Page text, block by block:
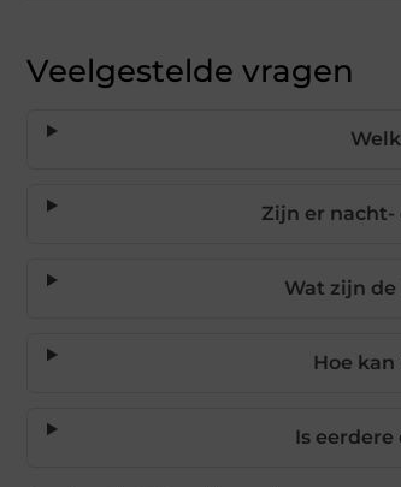
Veelgestelde vragen
Zijn er
Wat zijn
Hoe
Is